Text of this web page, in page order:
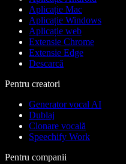
Aplicație Mac
Aplicație Windows
Aplicație web
Extensie Chrome
Extensie Edge
Descarcă
Pentru creatori
Generator vocal AI
Dublaj
Clonare vocală
Speechify Work
Pentru companii